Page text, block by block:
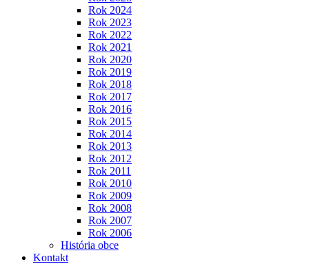
Rok 2024
Rok 2023
Rok 2022
Rok 2021
Rok 2020
Rok 2019
Rok 2018
Rok 2017
Rok 2016
Rok 2015
Rok 2014
Rok 2013
Rok 2012
Rok 2011
Rok 2010
Rok 2009
Rok 2008
Rok 2007
Rok 2006
História obce
Kontakt